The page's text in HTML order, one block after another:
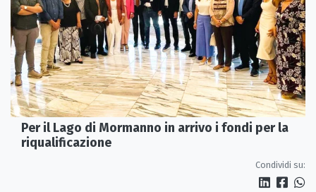
Per il Lago di Mormanno in arrivo i fondi per la
riqualificazione
Condividi su: